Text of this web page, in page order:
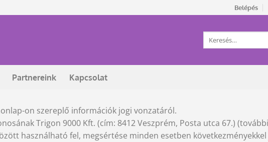
Belépés
Keresés
Partnereink Kapcsolat
on szereplő információk jogi vonzatáról.
Trigon 9000 Kft. (cím: 8412 Veszprém, Posta utca 67.)
használható fel, megsértése minden esetben